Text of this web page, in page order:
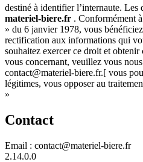
destiné à identifier l’internaute. Les
materiel-biere.fr . Conformément
» du 6 janvier 1978, vous
rectification aux informations qui
souhaitez exercer ce droit et
vous concernant, veuillez vous
contact@materiel-biere.fr.[ vous
légitimes, vous opposer au
»
Contact
Email : contact@materiel-biere.fr
2.14.0.0